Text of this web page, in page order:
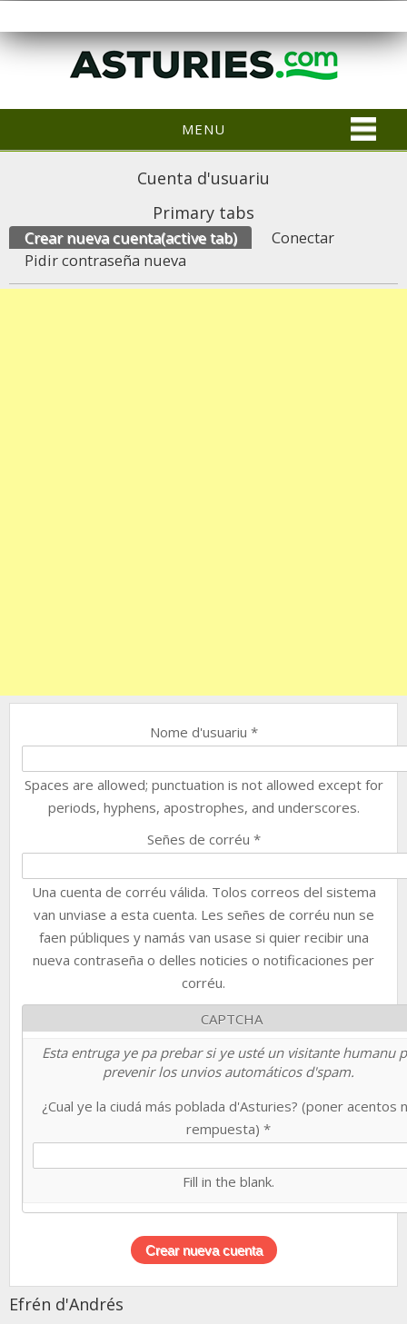
MENU
Cuenta d'usuariu
Primary tabs
Crear nueva cuenta(active tab)
Conectar
Pidir contraseña nueva
Nome d'usuariu *
Spaces are allowed; punctuation is not allowed except for
periods, hyphens, apostrophes, and underscores.
Señes de corréu *
Una cuenta de corréu válida. Tolos correos del sistema
van unviase a esta cuenta. Les señes de corréu nun se
faen públiques y namás van usase si quier recibir una
nueva contraseña o delles noticies o notificaciones per
corréu.
CAPTCHA
Esta entruga ye pa prebar si ye usté un visitante humanu
prevenir los unvios automáticos d'spam.
¿Cual ye la ciudá más poblada d'Asturies? (poner acentos
rempuesta) *
Fill in the blank.
Efrén d'Andrés